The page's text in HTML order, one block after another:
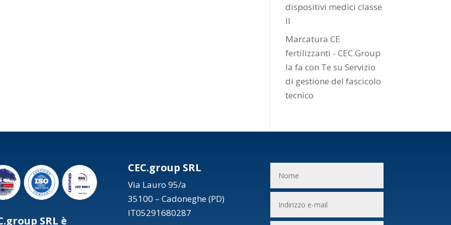
dispositivi medici classe
II
Marcatura CE
fertilizzanti - CEC.Group
la fa con Te suServizio
di gestione del fascicolo
tecnico
SRL è
CEC.group SRL
Via Lauro 95/a
35100 – Cadoneghe (PD)
IT05291680287